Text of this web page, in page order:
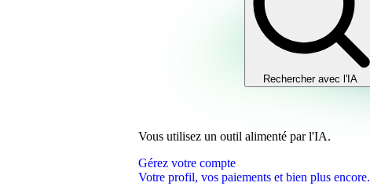
Rechercher avec l'IA
Vous utilisez un outil alimenté par l'IA.
Gérez votre compte
Votre profil, vos paiements et bien plus encore.